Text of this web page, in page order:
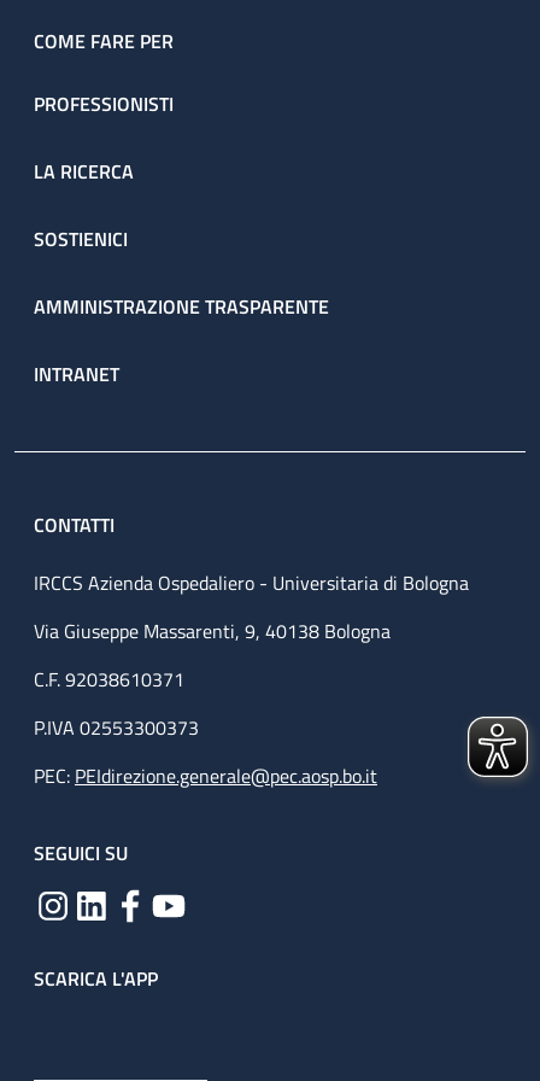
attraverso il percorso ambulatoriale complesso (PAC).
COME FARE PER
PROFESSIONISTI
LA RICERCA
SOSTIENICI
AMMINISTRAZIONE TRASPARENTE
INTRANET
CONTATTI
IRCCS Azienda Ospedaliero - Universitaria di Bologna
Via Giuseppe Massarenti, 9, 40138 Bologna
C.F. 92038610371
P.IVA 02553300373
PEC: PEIdirezione.generale@pec.aosp.bo.it
SEGUICI SU
SCARICA L'APP